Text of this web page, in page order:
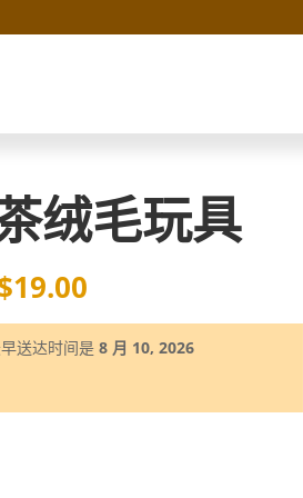
绒毛玩具
19.00
送达时间是8 月 10, 2026